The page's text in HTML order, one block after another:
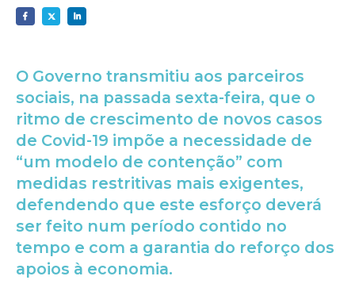
O Governo transmitiu aos parceiros
sociais, na passada sexta-feira, que o
ritmo de crescimento de novos casos
de Covid-19 impõe a necessidade de
“um modelo de contenção” com
medidas restritivas mais exigentes,
defendendo que este esforço deverá
ser feito num período contido no
tempo e com a garantia do reforço dos
apoios à economia.